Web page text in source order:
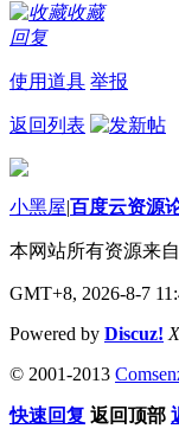
收藏
回复
使用道具 举报
返回列表
小黑屋|百度云资源
本网站所有资源来
GMT+8, 2026-8-7
Powered by Discuz!
© 2001-2013
快速回复 返回顶部